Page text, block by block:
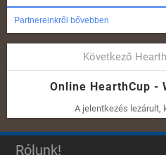
Partnereinkről bővebben
Következő
Online HearthCup -
A jelentkezés lezárult,
Rólunk!